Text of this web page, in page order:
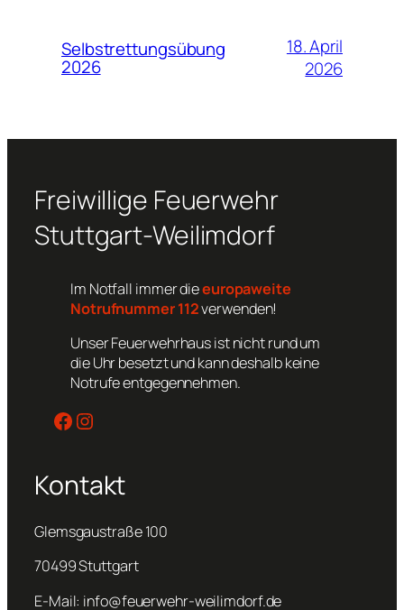
Selbstrettungsübung
2026
18. April
2026
Freiwillige Feuerwehr
Stuttgart-Weilimdorf
Im Notfall immer dieeuropaweite
Notrufnummer 112verwenden!
Unser Feuerwehrhaus ist nicht rund um
die Uhr besetzt und kann deshalb keine
Notrufe entgegennehmen.
Facebook Instagram
Kontakt
Glemsgaustraße 100
70499 Stuttgart
E-Mail: info@feuerwehr-weilimdorf.de